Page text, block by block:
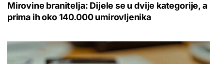
Mirovine branitelja: Dijele se u dvije kategorije, a
prima ih oko 140.000 umirovljenika